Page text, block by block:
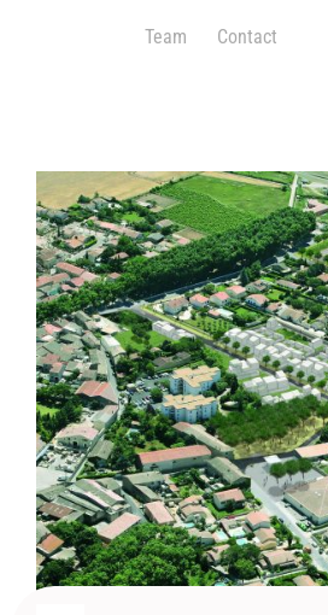
Team Contact
Marsillargues (34)
Zac de la Laune - Zone
d'aménagement du
Urbanisme